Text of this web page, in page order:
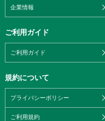
企業情報
ご利用ガイド
ご利用ガイド
規約について
プライバシーポリシー
ご利用規約